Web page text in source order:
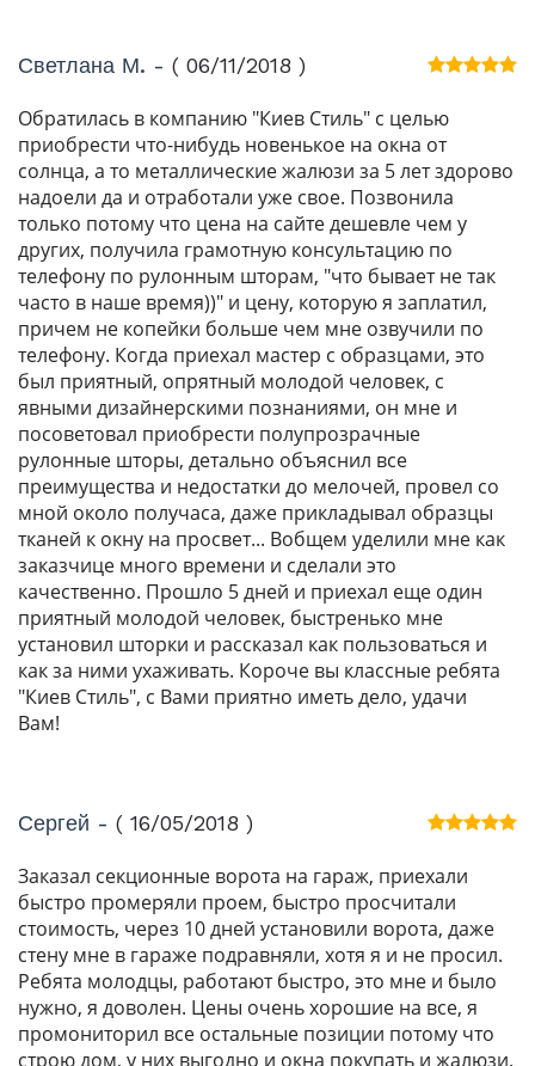
Светлана М. - ( 06/11/2018 )
Обратилась в компанию "Киев Стиль" с целью
приобрести что-нибудь новенькое на окна от
солнца, а то металлические жалюзи за 5 лет здорово
надоели да и отработали уже свое. Позвонила
только потому что цена на сайте дешевле чем у
других, получила грамотную консультацию по
телефону по рулонным шторам, "что бывает не так
часто в наше время))" и цену, которую я заплатил,
причем не копейки больше чем мне озвучили по
телефону. Когда приехал мастер с образцами, это
был приятный, опрятный молодой человек, с
явными дизайнерскими познаниями, он мне и
посоветовал приобрести полупрозрачные
рулонные шторы, детально объяснил все
преимущества и недостатки до мелочей, провел со
мной около получаса, даже прикладывал образцы
тканей к окну на просвет... Вобщем уделили мне как
заказчице много времени и сделали это
качественно. Прошло 5 дней и приехал еще один
приятный молодой человек, быстренько мне
установил шторки и рассказал как пользоваться и
как за ними ухаживать. Короче вы классные ребята
"Киев Стиль", с Вами приятно иметь дело, удачи
Вам!
Сергей - ( 16/05/2018 )
Заказал секционные ворота на гараж, приехали
быстро промеряли проем, быстро просчитали
стоимость, через 10 дней установили ворота, даже
стену мне в гараже подравняли, хотя я и не просил.
Ребята молодцы, работают быстро, это мне и было
нужно, я доволен. Цены очень хорошие на все, я
промониторил все остальные позиции потому что
строю дом, у них выгодно и окна покупать и жалюзи.